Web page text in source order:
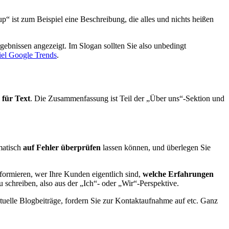
ist zum Beispiel eine Beschreibung, die alles und nichts heißen
angezeigt. Im Slogan sollten Sie also unbedingt
Google Trends.
für Text. Die Zusammenfassung ist Teil der „Über uns“-Sektion und
auf Fehler überprüfen lassen können, und überlegen Sie
wer Ihre Kunden eigentlich sind, welche Erfahrungen
schreiben, also aus der „Ich“- oder „Wir“-Perspektive.
Blogbeiträge, fordern Sie zur Kontaktaufnahme auf etc. Ganz